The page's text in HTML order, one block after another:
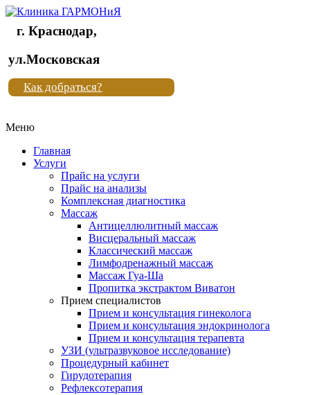
Клиника
"Новая
жизнь"
Клиника
жизнь"
г. Краснодар,
ул.Московская
Как добраться?
Меню
Главная
Услуги
Прайс на услуги
Прайс на анализы
Комплексная диагностика
Массаж
Антицеллюлитный массаж
Висцеральный массаж
Классический массаж
Лимфодренажный массаж
Массаж Гуа-Ша
Пропитка экстрактом Виватон
Прием специалистов
Прием и консультация гинеколога
Прием и консультация эндокринолога
Прием и консультация терапевта
УЗИ (ультразвуковое исследование)
Процедурный кабинет
Гирудотерапия
Рефлексотерапия